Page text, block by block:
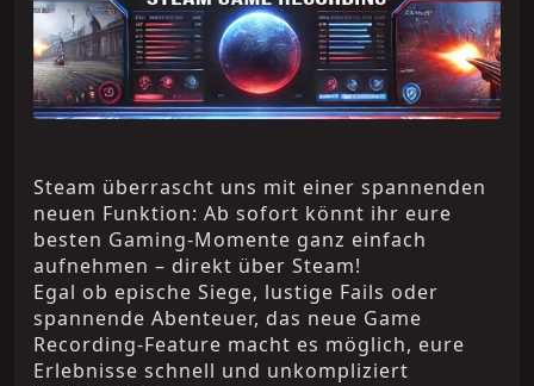
Steam überrascht uns mit einer spannenden
neuen Funktion: Ab sofort könnt ihr eure
besten Gaming-Momente ganz einfach
aufnehmen – direkt über Steam!
Egal ob epische Siege, lustige Fails oder
spannende Abenteuer, das neue Game
Recording-Feature macht es möglich, eure
Erlebnisse schnell und unkompliziert